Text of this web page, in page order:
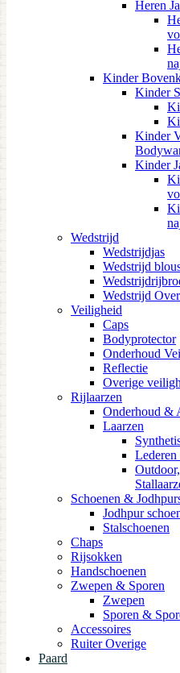
Heren
Kinder
Kinder
Kinder
Kinder
Wedstrijd
Wedstrijdjas
Wedstrijd
Wedstrijd
Veiligheid
Caps
Bodyprotector
Onderhoud
Reflectie
Overige
Rijlaarzen
Onderhoud &
Laarzen
Schoenen &
Jodhpur
Stalschoenen
Chaps
Rijsokken
Handschoenen
Zwepen & Sporen
Zwepen
Sporen &
Accessoires
Ruiter Overige
Paard